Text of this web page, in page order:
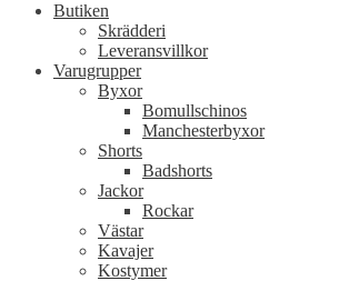
Butiken
Skrädderi
Leveransvillkor
Varugrupper
Byxor
Bomullschinos
Manchesterbyxor
Shorts
Badshorts
Jackor
Rockar
Västar
Kavajer
Kostymer